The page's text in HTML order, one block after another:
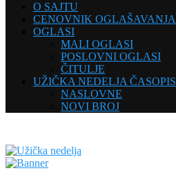
O SAJTU
CENOVNIK OGLAŠAVANJA
OGLASI
MALI OGLASI
POSLOVNI OGLASI
ČITULJE
UŽIČKA NEDELJA ČASOPIS
NASLOVNE
NOVI BROJ